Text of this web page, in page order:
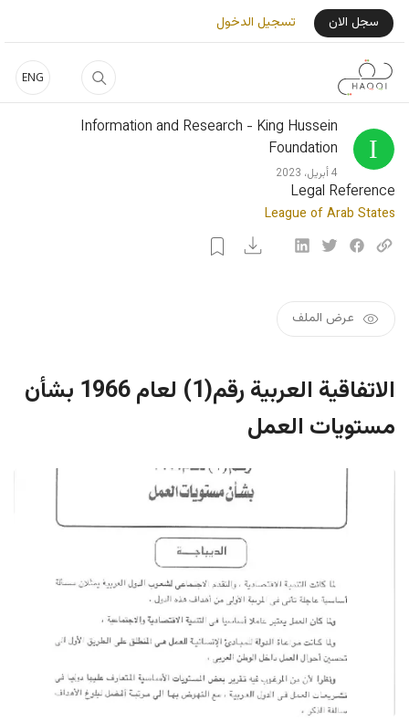
تجاوز إلى المحتوى الرئيسي
ENG
User Login Menu
سجل الان تسجيل الدخول
Information and Research - King Hussein
Foundation
4 أبريل، 2023
Legal Reference
League of Arab States
عرض الملف
الاتفاقية العربية رقم(1) لعام 1966 بشأن
مستويات العمل